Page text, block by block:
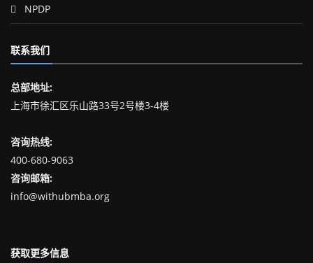
NPDP
联系我们
总部地址:
上海市徐汇区乐山路33号2号楼3-4楼
咨询热线:
400-680-9063
咨询邮箱:
info@withubmba.org
获取更多信息